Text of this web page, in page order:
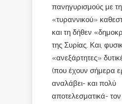
πανηγυρισμούς με
«τυραννικού»
και τη δήθεν
της Συρίας. Και,
«ανεξάρτητες»
(που έχουν σήμερα
αναλάβει- και πολύ
αποτελεσματικά-